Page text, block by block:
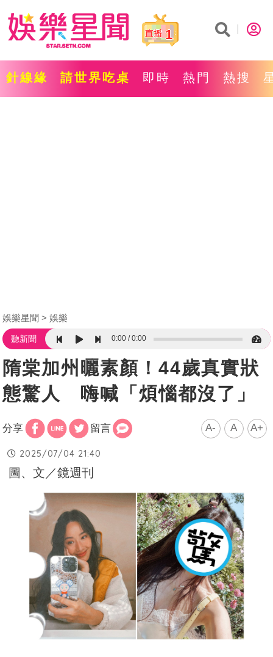
1
針線緣 請世界吃桌 即時 熱門 熱搜
娛樂星聞 娛樂
聽新聞 0:00 0:00
隋棠加州曬素顏！44歲真實狀
態驚人 嗨喊「煩惱都沒了」
分享 留言 A- A A+
2025/07/04 21:40
圖、文／鏡週刊